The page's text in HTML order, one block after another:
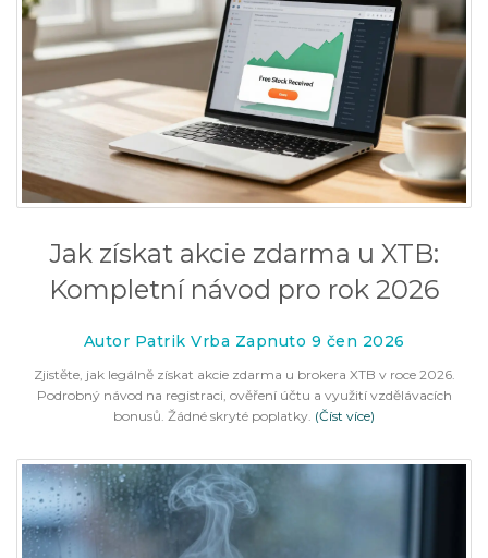
Jak získat akcie zdarma u XTB:
Kompletní návod pro rok 2026
Autor Patrik Vrba Zapnuto 9 čen 2026
Zjistěte, jak legálně získat akcie zdarma u brokera XTB v roce 2026.
Podrobný návod na registraci, ověření účtu a využití vzdělávacích
bonusů. Žádné skryté poplatky. (Číst více)